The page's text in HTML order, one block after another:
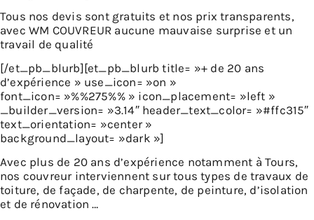
Tous nos devis sont gratuits et nos prix transparents,
avec WM COUVREUR aucune mauvaise surprise et un
travail de qualité
[/et_pb_blurb][et_pb_blurb title= »+ de 20 ans
d’expérience » use_icon= »on »
font_icon= »%%275%% » icon_placement= »left »
_builder_version= »3.14″ header_text_color= »#ffc315″
text_orientation= »center »
background_layout= »dark »]
Avec plus de 20 ans d’expérience notamment à Tours,
nos couvreur interviennent sur tous types de travaux de
toiture, de façade, de charpente, de peinture, d’isolation
et de rénovation …